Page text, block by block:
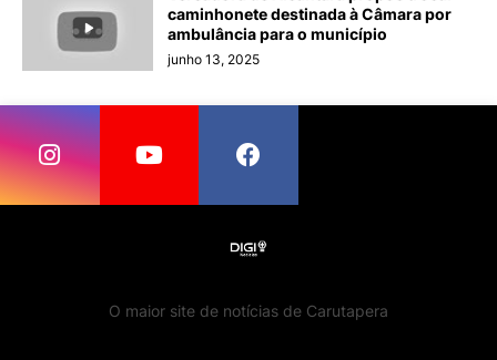
caminhonete destinada à Câmara por
ambulância para o município
junho 13, 2025
O maior site de notícias de Carutapera